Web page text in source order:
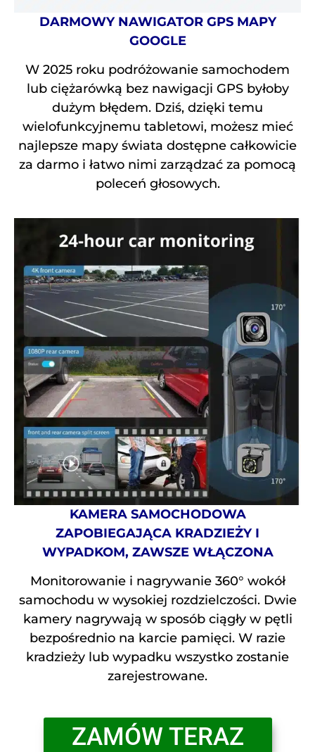
DARMOWY NAWIGATOR GPS MAPY
GOOGLE
W 2025 roku podróżowanie samochodem
lub ciężarówką bez nawigacji GPS byłoby
dużym błędem. Dziś, dzięki temu
wielofunkcyjnemu tabletowi, możesz mieć
najlepsze mapy świata dostępne całkowicie
za darmo i łatwo nimi zarządzać za pomocą
poleceń głosowych.
KAMERA SAMOCHODOWA
ZAPOBIEGAJĄCA KRADZIEŻY I
WYPADKOM, ZAWSZE WŁĄCZONA
Monitorowanie i nagrywanie 360° wokół
samochodu w wysokiej rozdzielczości. Dwie
kamery nagrywają w sposób ciągły w pętli
bezpośrednio na karcie pamięci. W razie
kradzieży lub wypadku wszystko zostanie
zarejestrowane.
ZAMÓW TERAZ